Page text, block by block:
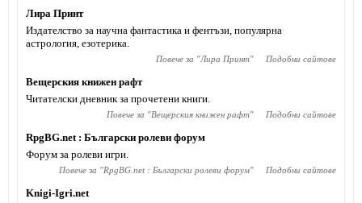
Лира Принт
Издателство за научна фантастика и фентъзи, популярна
астрология, езотерика.
Повече за "Лира Принт" Подобни сайтове
Вещерския книжен рафт
Читателски дневник за прочетени книги.
Повече за "Вещерския книжен рафт" Подобни сайтове
RpgBG.net : Български ролеви форум
Форум за ролеви игри.
Повече за "RpgBG.net : Български ролеви форум" Подобни сайтове
Knigi-Igri.net